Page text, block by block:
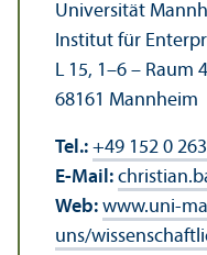
Universität
Institut für
L 15, 1–6 – Raum
68161 Mannheim
Tel.: +49 152 0
E-Mail:
Web: www.uni-
uns/